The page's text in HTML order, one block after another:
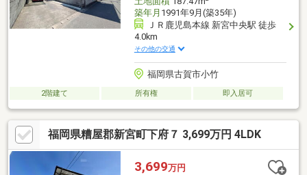
築年月 1991年9月(築35年)
ＪＲ鹿児島本線 新宮中央駅 徒歩
4.0km
その他の交通
福岡県古賀市小竹
2階建て 所有権 即入居可
福岡県糟屋郡新宮町下府７ 3,699万円 4LDK
3,699万円